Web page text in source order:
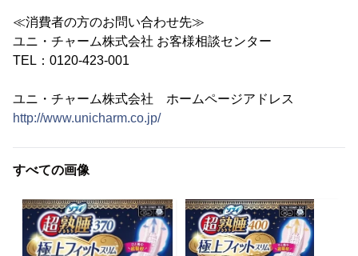
≪消費者の方のお問い合わせ先≫
ユニ・チャーム株式会社 お客様相談センター
TEL：0120-423-001
ユニ・チャーム株式会社 ホームページアドレス
http://www.unicharm.co.jp/
すべての画像